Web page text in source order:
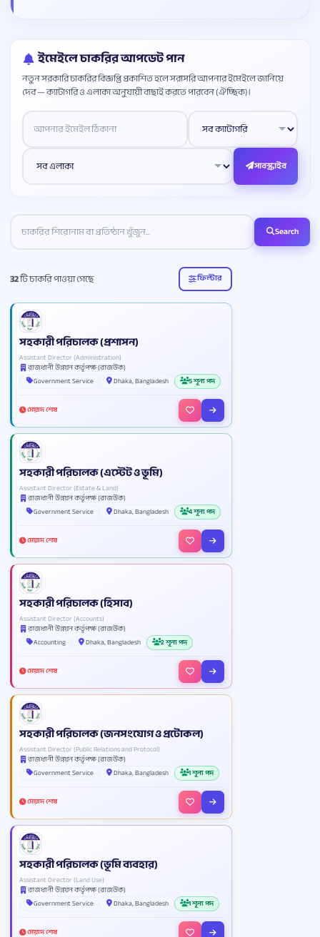
ইমেইলে চাকরির আপডেট পান
নতুন সরকারি চাকরির বিজ্ঞপ্তি প্রকাশিত হলে সরাসরি আপনার ইমেইলে জানিয়ে
দেব — ক্যাটাগরি ও এলাকা অনুযায়ী বাছাই করতে পারবেন (ঐচ্ছিক)।
Website
সাবস্ক্রাইব
Search
32টি চাকরি পাওয়া গেছে ফিল্টার
সহকারী পরিচালক (প্রশাসন)
Assistant Director (Administration)
রাজধানী উন্নয়ন কর্তৃপক্ষ (রাজউক)
Government Service
Dhaka, Bangladesh 5 শূন্য পদ
মেয়াদ শেষ
সহকারী পরিচালক (এস্টেট ও ভূমি)
Assistant Director (Estate & Land)
রাজধানী উন্নয়ন কর্তৃপক্ষ (রাজউক)
Government Service
Dhaka, Bangladesh 4 শূন্য পদ
মেয়াদ শেষ
সহকারী পরিচালক (হিসাব)
Assistant Director (Accounts)
রাজধানী উন্নয়ন কর্তৃপক্ষ (রাজউক)
Accounting
Dhaka, Bangladesh 2 শূন্য পদ
মেয়াদ শেষ
সহকারী পরিচালক (জনসংযোগ ও প্রটোকল)
Assistant Director (Public Relations and Protocol)
রাজধানী উন্নয়ন কর্তৃপক্ষ (রাজউক)
Government Service
Dhaka, Bangladesh 1 শূন্য পদ
মেয়াদ শেষ
সহকারী পরিচালক (ভূমি ব্যবহার)
Assistant Director (Land Use)
রাজধানী উন্নয়ন কর্তৃপক্ষ (রাজউক)
Government Service
Dhaka, Bangladesh 1 শূন্য পদ
মেয়াদ শেষ